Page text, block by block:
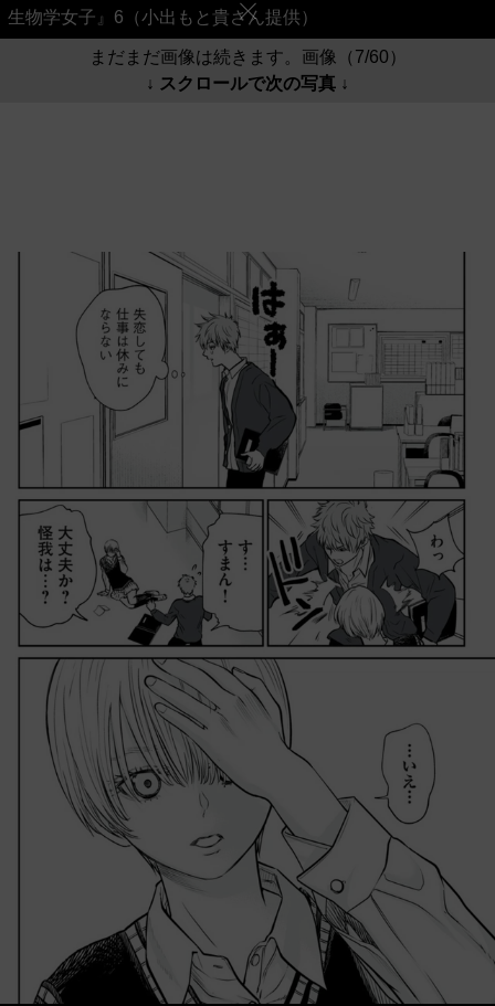
生物学女子』6（小出もと貴さん提供）
まだまだ画像は続きます。画像（7/60）
↓ スクロールで次の写真 ↓